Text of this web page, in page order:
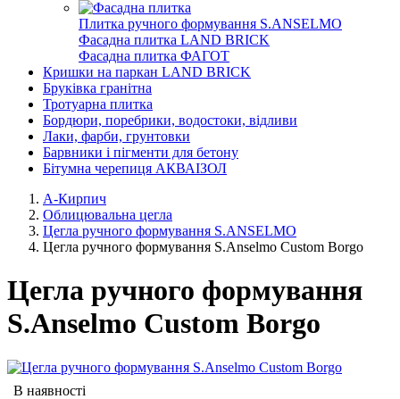
Плитка ручного формування S.ANSELMO
Фасадна плитка LAND BRICK
Фасадна плитка ФАГОТ
Кришки на паркан LAND BRICK
Бруківка гранітна
Тротуарна плитка
Бордюри, поребрики, водостоки, відливи
Лаки, фарби, грунтовки
Барвники і пігменти для бетону
Бітумна черепиця АКВАІЗОЛ
А-Кирпич
Облицювальна цегла
Цегла ручного формування S.ANSELMO
Цегла ручного формування S.Anselmo Custom Borgo
Цегла ручного формування
S.Anselmo Custom Borgo
В наявності